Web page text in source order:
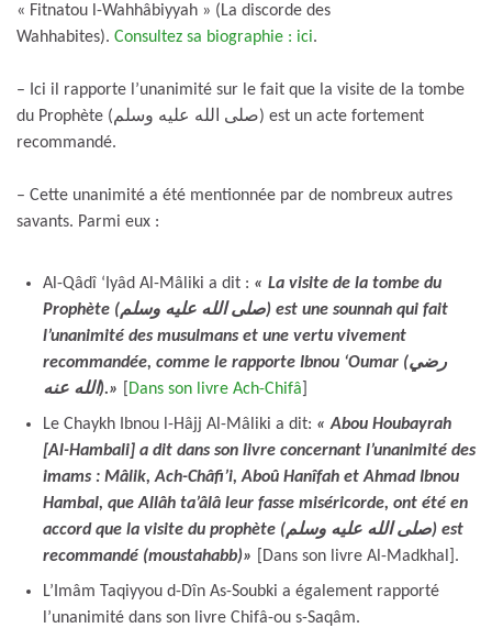
« Fitnatou l-Wahhâbiyyah » (La discorde des
Wahhabites). Consultez sa biographie : ici.
– Ici il rapporte l’unanimité sur le fait que la visite de la tombe
du Prophète (صلى الله عليه وسلم) est un acte fortement
recommandé.
– Cette unanimité a été mentionnée par de nombreux autres
savants. Parmi eux :
Al-Qâdî ‘Iyâd Al-Mâliki a dit : « La visite de la tombe du
Prophète (صلى الله عليه وسلم) est une sounnah qui fait
l’unanimité des musulmans et une vertu vivement
recommandée, comme le rapporte Ibnou ‘Oumar (رضي
الله عنه).» Dans son livre Ach-Chifâ
Le Chaykh Ibnou l-Hâjj Al-Mâliki a dit: « Abou Houbayrah
[Al-Hambali] a dit dans son livre concernant l’unanimité des
imams : Mâlik, Ach-Châfi’i, Aboû Hanîfah et Ahmad Ibnou
Hambal, que Allâh ta’âlâ leur fasse miséricorde, ont été en
accordque la visite du prophète (صلى الله عليه وسلم) est
recommandé (moustahabb)»
[Dans son livre Al-Madkhal].
L’Imâm Taqiyyou d-Dîn As-Soubki a également rapporté
l’unanimité dans son livre Chifâ-ou s-Saqâm.